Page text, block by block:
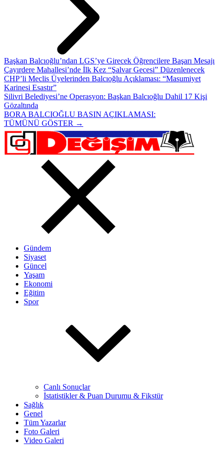
Başkan Balcıoğlu’ndan LGS’ye Girecek Öğrencilere Başarı Mesajı
Çayırdere Mahallesi’nde İlk Kez “Şalvar Gecesi” Düzenlenecek
CHP’li Meclis Üyelerinden Balcıoğlu Açıklaması: “Masumiyet
Karinesi Esastır”
Silivri Belediyesi’ne Operasyon: Başkan Balcıoğlu Dahil 17 Kişi
Gözaltında
BORA BALCIOĞLU BASIN AÇIKLAMASI:
TÜMÜNÜ GÖSTER →
Gündem
Siyaset
Güncel
Yaşam
Ekonomi
Eğitim
Spor
Canlı Sonuçlar
İstatistikler & Puan Durumu & Fikstür
Sağlık
Genel
Tüm Yazarlar
Foto Galeri
Video Galeri